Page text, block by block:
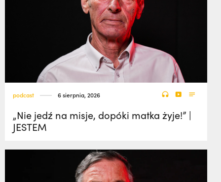
podcast 6 sierpnia, 2026
„Nie jedź na misje, dopóki matka żyje!” |
JESTEM